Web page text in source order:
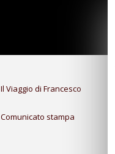
Il Viaggio di Francesco
Comunicato stampa